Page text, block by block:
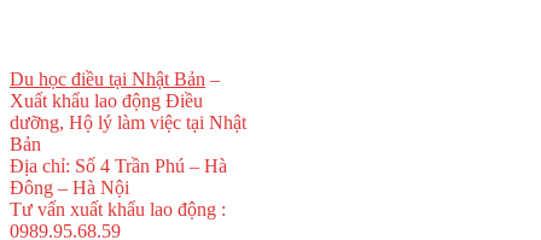
Du học điều tại Nhật Bản –
Xuất khẩu lao động Điều
dưỡng, Hộ lý làm việc tại Nhật
Bản
Địa chỉ: Số 4 Trần Phú – Hà
Đông – Hà Nội
Tư vấn xuất khẩu lao động :
0989.95.68.59